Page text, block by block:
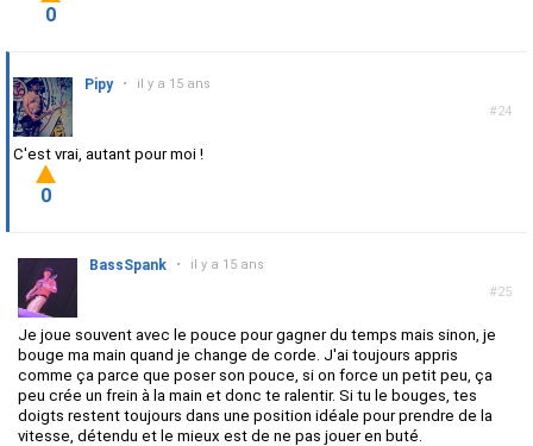
0
#24
Pipy • il y a 15 ans
C'est vrai, autant pour moi !
0
#25
BassSpank • il y a 15 ans
Je joue souvent avec le pouce pour gagner du temps mais sinon, je
bouge ma main quand je change de corde. J'ai toujours appris
comme ça parce que poser son pouce, si on force un petit peu, ça
peu crée un frein à la main et donc te ralentir. Si tu le bouges, tes
doigts restent toujours dans une position idéale pour prendre de la
vitesse, détendu et le mieux est de ne pas jouer en buté.